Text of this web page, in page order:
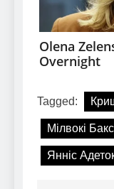
Tagged:
Мілвокі Бакс
Янніс